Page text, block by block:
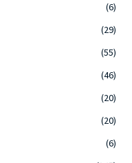
(6)
(29)
(55)
(46)
(20)
(20)
(6)